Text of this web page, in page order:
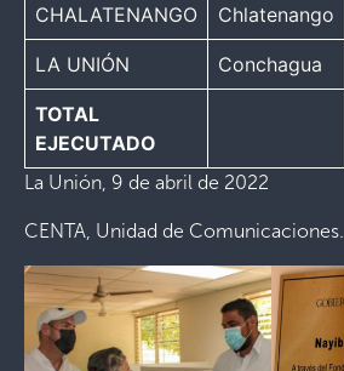
CHALATENANGO Chlatenango
LA UNIÓN Conchagua
TOTAL
EJECUTADO
La Unión, 9 de abril de 2022
CENTA, Unidad de Comunicaciones.